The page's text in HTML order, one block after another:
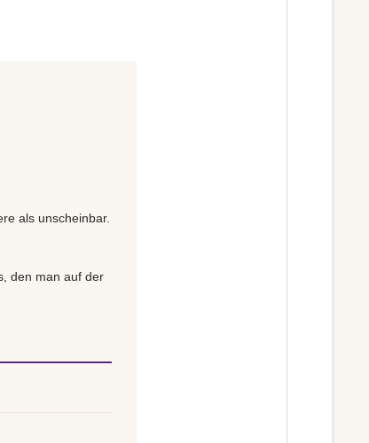
als unscheinbar.
den man auf der